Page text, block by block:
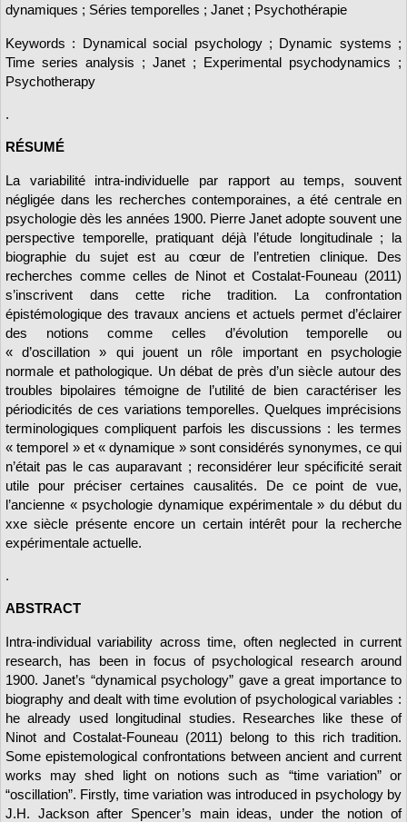
dynamiques ; Séries temporelles ; Janet ; Psychothérapie
Keywords : Dynamical social psychology ; Dynamic systems ;
Time series analysis ; Janet ; Experimental psychodynamics ;
Psychotherapy
.
RÉSUMÉ
La variabilité intra-individuelle par rapport au temps, souvent
négligée dans les recherches contemporaines, a été centrale en
psychologie dès les années 1900. Pierre Janet adopte souvent une
perspective temporelle, pratiquant déjà l’étude longitudinale ; la
biographie du sujet est au cœur de l’entretien clinique. Des
recherches comme celles de Ninot et Costalat-Founeau (2011)
s’inscrivent dans cette riche tradition. La confrontation
épistémologique des travaux anciens et actuels permet d’éclairer
des notions comme celles d’évolution temporelle ou
« d’oscillation » qui jouent un rôle important en psychologie
normale et pathologique. Un débat de près d’un siècle autour des
troubles bipolaires témoigne de l’utilité de bien caractériser les
périodicités de ces variations temporelles. Quelques imprécisions
terminologiques compliquent parfois les discussions : les termes
« temporel » et « dynamique » sont considérés synonymes, ce qui
n’était pas le cas auparavant ; reconsidérer leur spécificité serait
utile pour préciser certaines causalités. De ce point de vue,
l’ancienne « psychologie dynamique expérimentale » du début du
xxe siècle présente encore un certain intérêt pour la recherche
expérimentale actuelle.
.
ABSTRACT
Intra-individual variability across time, often neglected in current
research, has been in focus of psychological research around
1900. Janet’s “dynamical psychology” gave a great importance to
biography and dealt with time evolution of psychological variables :
he already used longitudinal studies. Researches like these of
Ninot and Costalat-Founeau (2011) belong to this rich tradition.
Some epistemological confrontations between ancient and current
works may shed light on notions such as “time variation” or
“oscillation”. Firstly, time variation was introduced in psychology by
J.H. Jackson after Spencer’s main ideas, under the notion of